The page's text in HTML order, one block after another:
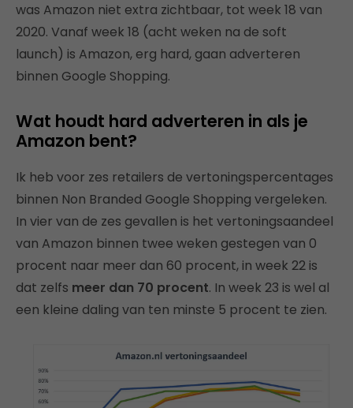
was Amazon niet extra zichtbaar, tot week 18 van
2020. Vanaf week 18 (acht weken na de soft
launch) is Amazon, erg hard, gaan adverteren
binnen Google Shopping.
Wat houdt hard adverteren in als je
Amazon bent?
Ik heb voor zes retailers de vertoningspercentages
binnen Non Branded Google Shopping vergeleken.
In vier van de zes gevallen is het vertoningsaandeel
van Amazon binnen twee weken gestegen van 0
procent naar meer dan 60 procent, in week 22 is
dat zelfs meer dan 70 procent. In week 23 is wel al
een kleine daling van ten minste 5 procent te zien.